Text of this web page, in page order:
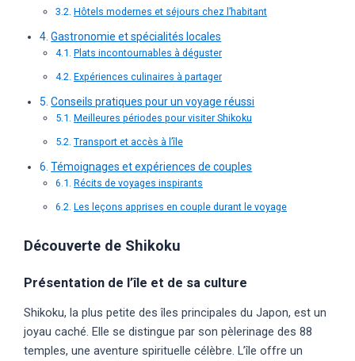
Hôtels modernes et séjours chez l’habitant
Gastronomie et spécialités locales
Plats incontournables à déguster
Expériences culinaires à partager
Conseils pratiques pour un voyage réussi
Meilleures périodes pour visiter Shikoku
Transport et accès à l’île
Témoignages et expériences de couples
Récits de voyages inspirants
Les leçons apprises en couple durant le voyage
Découverte de Shikoku
Présentation de l’île et de sa culture
Shikoku, la plus petite des îles principales du Japon, est un
joyau caché. Elle se distingue par son pèlerinage des 88
temples, une aventure spirituelle célèbre. L’île offre un